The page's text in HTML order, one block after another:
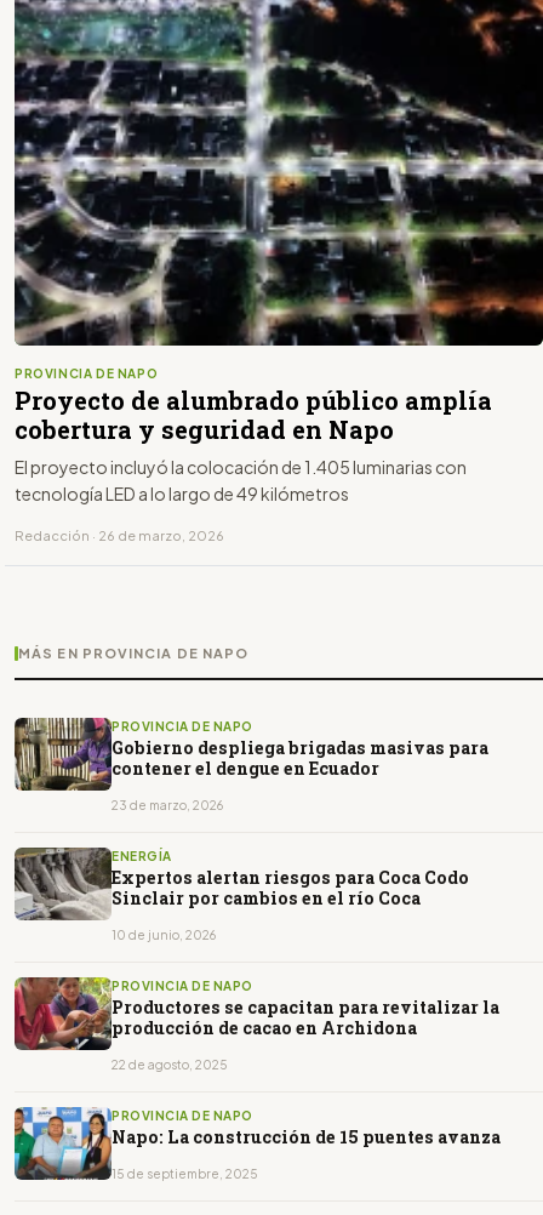
PROVINCIA DE NAPO
Proyecto de alumbrado público amplía
cobertura y seguridad en Napo
El proyecto incluyó la colocación de 1.405 luminarias con
tecnología LED a lo largo de 49 kilómetros
Redacción · 26 de marzo, 2026
MÁS EN PROVINCIA DE NAPO
PROVINCIA DE NAPO
Gobierno despliega brigadas masivas para
contener el dengue en Ecuador
23 de marzo, 2026
ENERGÍA
Expertos alertan riesgos para Coca Codo
Sinclair por cambios en el río Coca
10 de junio, 2026
PROVINCIA DE NAPO
Productores se capacitan para revitalizar la
producción de cacao en Archidona
22 de agosto, 2025
PROVINCIA DE NAPO
Napo: La construcción de 15 puentes avanza
15 de septiembre, 2025